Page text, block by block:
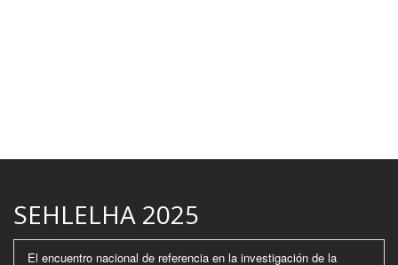
SEHLELHA 2025
El encuentro nacional de referencia en la investigación de la